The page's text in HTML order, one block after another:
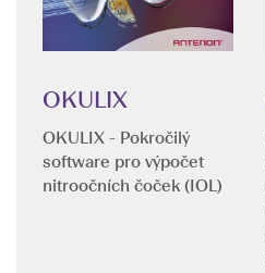
OKULIX
OKULIX - Pokročilý
software pro výpočet
nitroočních čoček (IOL)